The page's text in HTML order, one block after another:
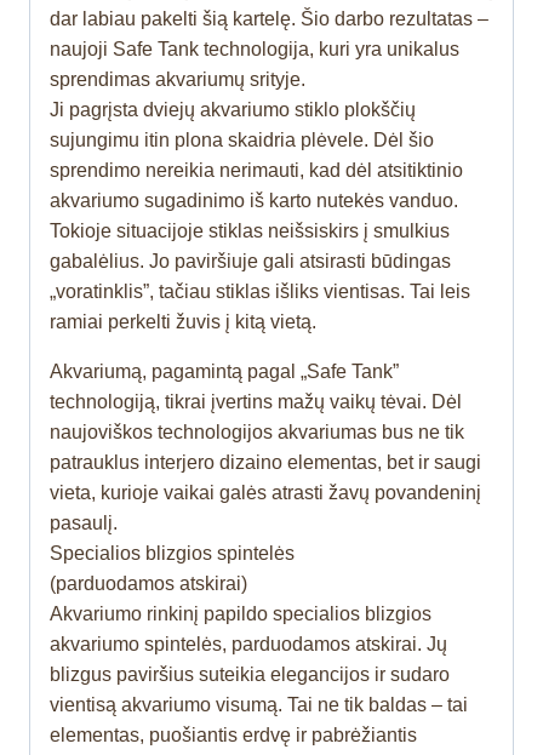
dar labiau pakelti šią kartelę. Šio darbo rezultatas –
naujoji Safe Tank technologija, kuri yra unikalus
sprendimas akvariumų srityje.
Ji pagrįsta dviejų akvariumo stiklo plokščių
sujungimu itin plona skaidria plėvele. Dėl šio
sprendimo nereikia nerimauti, kad dėl atsitiktinio
akvariumo sugadinimo iš karto nutekės vanduo.
Tokioje situacijoje stiklas neišsiskirs į smulkius
gabalėlius. Jo paviršiuje gali atsirasti būdingas
„voratinklis”, tačiau stiklas išliks vientisas. Tai leis
ramiai perkelti žuvis į kitą vietą.
Akvariumą, pagamintą pagal „Safe Tank”
technologiją, tikrai įvertins mažų vaikų tėvai. Dėl
naujoviškos technologijos akvariumas bus ne tik
patrauklus interjero dizaino elementas, bet ir saugi
vieta, kurioje vaikai galės atrasti žavų povandeninį
pasaulį.
Specialios blizgios spintelės
(parduodamos atskirai)
Akvariumo rinkinį papildo specialios blizgios
akvariumo spintelės, parduodamos atskirai. Jų
blizgus paviršius suteikia elegancijos ir sudaro
vientisą akvariumo visumą. Tai ne tik baldas – tai
elementas, puošiantis erdvę ir pabrėžiantis